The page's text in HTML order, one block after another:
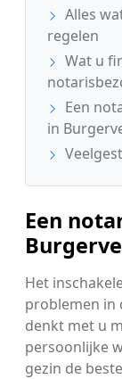
Alles
regelen
Wat u
Een
in
Een
Het
problemen in
denkt met u
persoonlijke
gezin de